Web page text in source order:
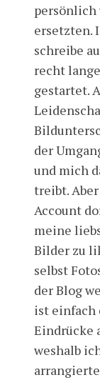
persönlich
ersetzten.
schreibe
recht
gestartet.
der
und mich
treibt.
Account
meine
Bilder zu
selbst
der Blog
ist einfach
Eindrücke
weshalb